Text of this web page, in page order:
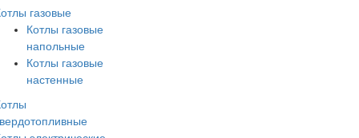
газовые
Котлы газовые
напольные
Котлы газовые
настенные